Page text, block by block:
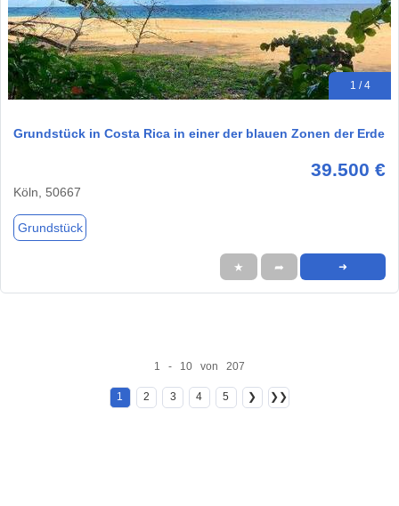
1 / 4
Grundstück in Costa Rica in einer der blauen Zonen der Erde
39.500 €
Köln, 50667
Grundstück
★ ➦ ➜
1 - 10 von 207
1 2 3 4 5 ❯ ❯❯